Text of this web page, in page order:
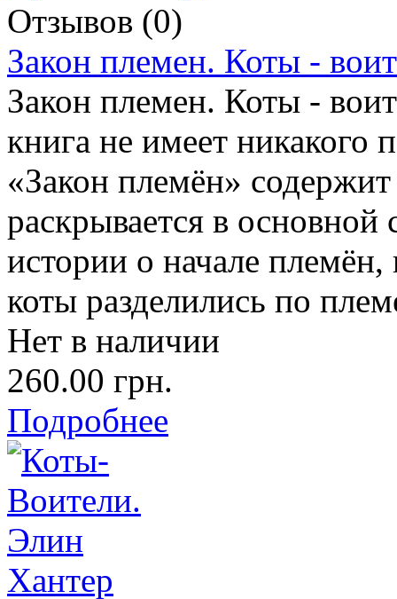
Отзывов (0)
Закон племен. Коты -
Закон племен. Коты -
книга не имеет никакого
«Закон племён»
раскрывается в основной
истории о начале племён,
коты разделились по
Нет в наличии
260.00 грн.
Подробнее